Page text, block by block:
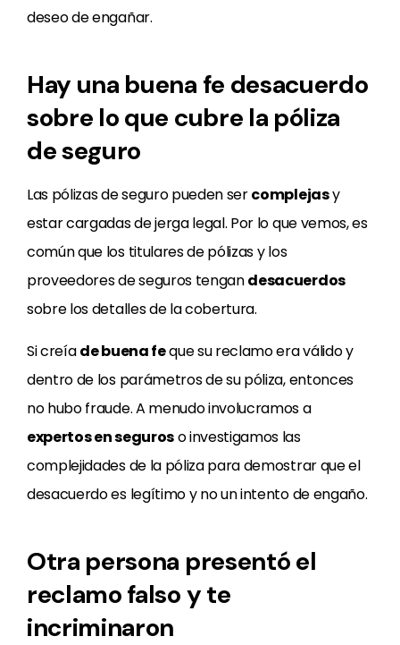
deseo de engañar.
Hay una buena fe desacuerdo
sobre lo que cubre la póliza
de seguro
Las pólizas de seguro pueden sercomplejasy
estar cargadas de jerga legal. Por lo que vemos, es
común que los titulares de pólizas y los
proveedores de seguros tengandesacuerdos
sobre los detalles de la cobertura.
Si creíade buena feque su reclamo era válido y
dentro de los parámetros de su póliza, entonces
no hubo fraude. A menudo involucramos a
expertos en seguroso investigamos las
complejidades de la póliza para demostrar que el
desacuerdo es legítimo y no un intento de engaño.
Otra persona presentó el
reclamo falso y te
incriminaron